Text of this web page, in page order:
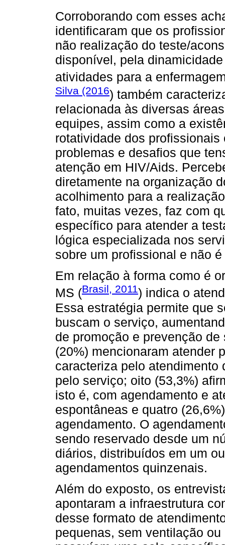
Corroborando com esses
identificaram que os
não realização do teste/
disponível, pela
atividades para a
Silva (2016) também
relacionada às diversas
equipes, assim como a
rotatividade dos
problemas e desafios que
atenção em HIV/Aids.
diretamente na organização
acolhimento para a
fato, muitas vezes, faz com
específico para atender a
lógica especializada nos
sobre um profissional e não
Em relação à forma como é
MS (Brasil, 2011) indica o
Essa estratégia permite que
buscam o serviço,
de promoção e prevenção
(20%) mencionaram atender
caracteriza pelo atendimento
pelo serviço; oito (53,3%)
isto é, com agendamento e
espontâneas e quatro
agendamento. O
sendo reservado desde um
diários, distribuídos em um
agendamentos quinzenais.
Além do exposto, os
apontaram a infraestrutura
desse formato de
pequenas, sem ventilação